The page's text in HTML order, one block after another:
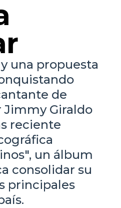
una propuesta
de
Jimmy Giraldo
reciente
un álbum
consolidar su
principales